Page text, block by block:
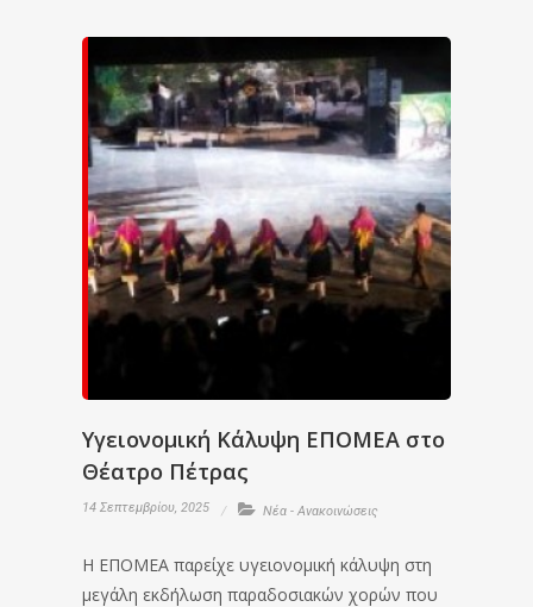
Υγειονομική Κάλυψη ΕΠΟΜΕΑ στο
Θέατρο Πέτρας
14 Σεπτεμβρίου, 2025 Νέα - Ανακοινώσεις
Η ΕΠΟΜΕΑ παρείχε υγειονομική κάλυψη στη
μεγάλη εκδήλωση παραδοσιακών χορών που